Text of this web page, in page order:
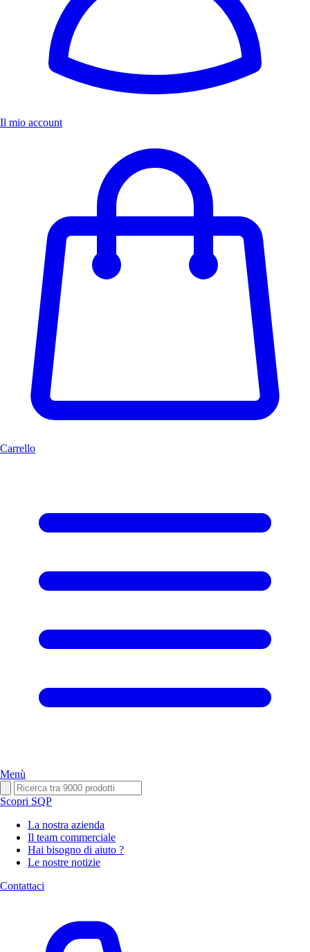
Il mio account
Carrello
Menù
Scopri SQP
La nostra azienda
Il team commerciale
Hai bisogno di aiuto ?
Le nostre notizie
Contattaci